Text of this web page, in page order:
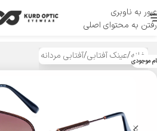
عبور به ناوبری
رفتن به محتوای اصلی
منو
خانه/عینک آفتابی/آفتابی مردانه موجودی